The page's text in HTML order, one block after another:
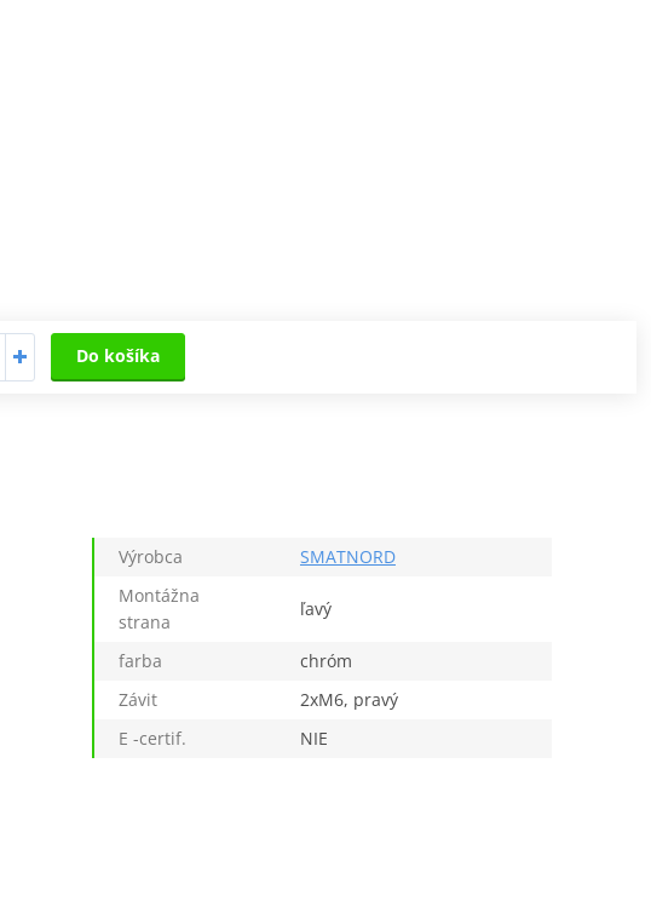
Do košíka
Výrobca
SMATNORD
Montážna
strana
ľavý
farba
chróm
Závit
2xM6, pravý
E -certif.
NIE